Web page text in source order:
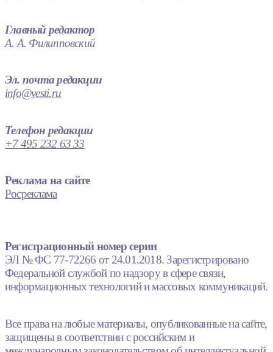
Главный редактор
А. А. Филипповский
Эл. почта редакции
info@vesti.ru
Телефон редакции
+7 495 232 63 33
Реклама на сайте
Росреклама
Регистрационный номер серии
ЭЛ № ФС 77-72266 от 24.01.2018. Зарегистрировано
Федеральной службой по надзору в сфере связи,
информационных технологий и массовых коммуникаций.
Все права на любые материалы, опубликованные на сайте,
защищены в соответствии с российским и